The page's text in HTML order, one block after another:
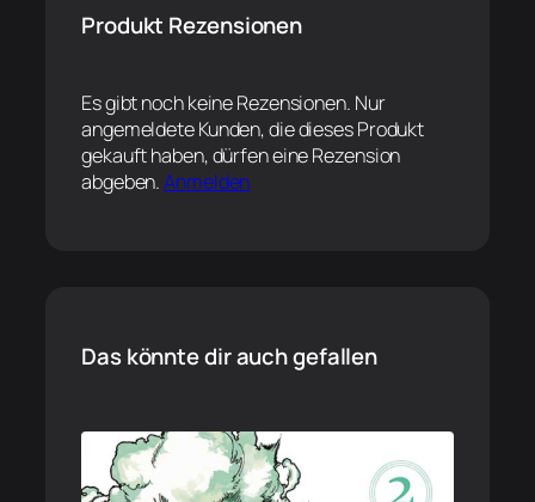
Produkt Rezensionen
Es gibt noch keine Rezensionen. Nur
angemeldete Kunden, die dieses Produkt
gekauft haben, dürfen eine Rezension
abgeben.Anmelden
Das könnte dir auch gefallen